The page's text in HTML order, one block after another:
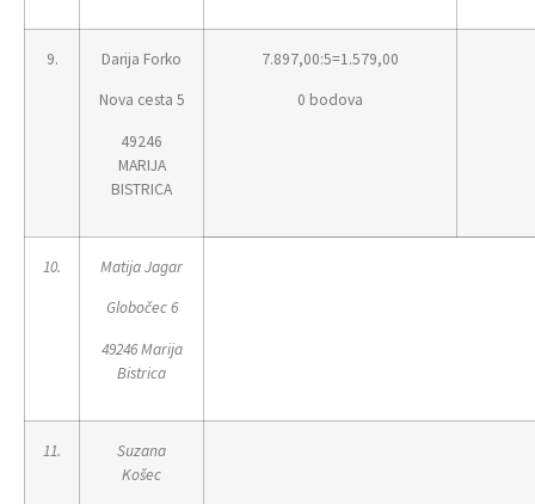
9. Darija Forko
Nova cesta 5
49246
MARIJA
BISTRICA
7.897,00:5=1.579,00
0 bodova
10. Matija Jagar
Globočec 6
49246 Marija
Bistrica
11.
Suzana
Košec